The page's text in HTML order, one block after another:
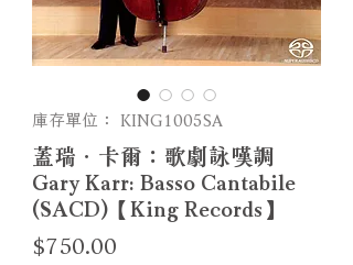
庫存單位： KING1005SA
蓋瑞．卡爾：歌劇詠嘆調
Gary Karr: Basso Cantabile
(SACD)【King Records】
$750.00